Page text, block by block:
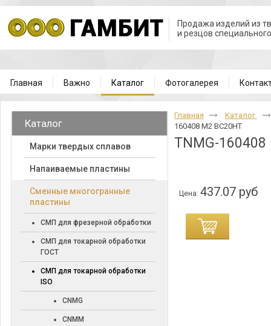
Продажа изделий из
и резцов
Главная Важно Каталог Фотогалерея
Каталог
Марки твердых сплавов
Напаиваемые пластины
Cменные многогранные
пластины
СМП для фрезерной обработки
СМП для токарной обработки
ГОСТ
СМП для токарной обработки
ISO
CNMG
CNMM
Главная
Каталог
160408 M2 BC20HT
TNMG-160408
Цена:437.07 руб